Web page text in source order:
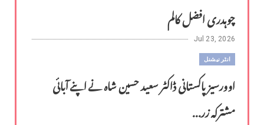
چوہدری افضل کالم
Jul 23, 2026
انٹر نیشنل
اوورسیز پاکستانی ڈاکٹر سعید حسین شاہ نے اپنے آبائی
مشترکہ زر...